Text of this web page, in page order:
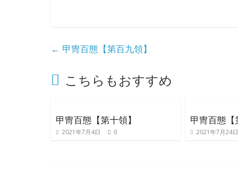
り
教
室
見
← 甲冑百態【第百九領】
こちらもおすすめ
甲冑百態【第十領】
2021年7月4日 0
甲冑百態【
2021年7月24日